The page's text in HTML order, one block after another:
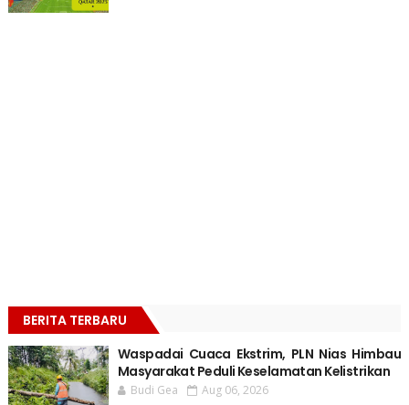
BERITA TERBARU
Waspadai Cuaca Ekstrim, PLN Nias Himbau
Masyarakat Peduli Keselamatan Kelistrikan
Budi Gea Aug 06, 2026